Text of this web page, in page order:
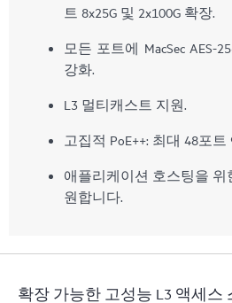
트 8x25G 및 2x100G 확장.
모든 포트에 MacSec AES-
강화.
L3 멀티캐스트 지원.
고집적 PoE++: 최대 48포트
애플리케이션 호스팅을 위
원합니다.
확장 가능한 고성능 L3 액세스